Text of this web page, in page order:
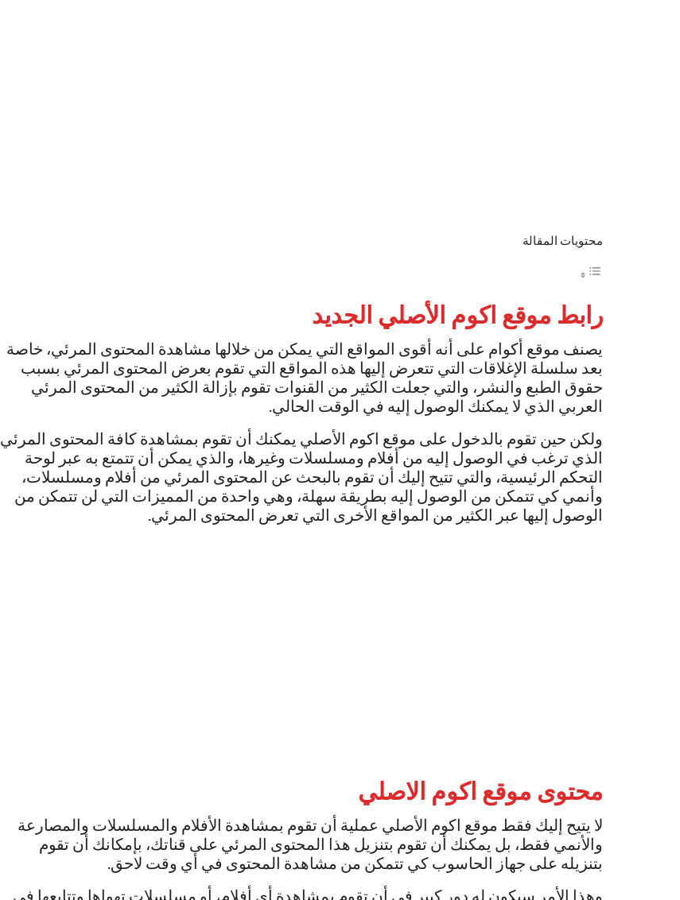
محتويات المقالة
رابط موقع اكوم الأصلي الجديد
يصنف موقع أكوام على أنه أقوى المواقع التي يمكن من خلالها مشاهدة المحتوى المرئي، خاصة
بعد سلسلة الإغلاقات التي تتعرض إليها هذه المواقع التي تقوم بعرض المحتوى المرئي بسبب
حقوق الطبع والنشر، والتي جعلت الكثير من القنوات تقوم بإزالة الكثير من المحتوى المرئي
العربي الذي لا يمكنك الوصول إليه في الوقت الحالي.
ولكن حين تقوم بالدخول على موقع اكوم الأصلي يمكنك أن تقوم بمشاهدة كافة المحتوى المرئي
الذي ترغب في الوصول إليه من أفلام ومسلسلات وغيرها، والذي يمكن أن تتمتع به عبر لوحة
التحكم الرئيسية، والتي تتيح إليك أن تقوم بالبحث عن المحتوى المرئي من أفلام ومسلسلات،
وأنمي كي تتمكن من الوصول إليه بطريقة سهلة، وهي واحدة من المميزات التي لن تتمكن من
الوصول إليها عبر الكثير من المواقع الأخرى التي تعرض المحتوى المرئي.
محتوى موقع اكوم الاصلي
لا يتيح إليك فقط موقع اكوم الأصلي عملية أن تقوم بمشاهدة الأفلام والمسلسلات والمصارعة
والأنمي فقط، بل يمكنك أن تقوم بتنزيل هذا المحتوى المرئي على قناتك، بإمكانك أن تقوم
بتنزيله على جهاز الحاسوب كي تتمكن من مشاهدة المحتوى في أي وقت لاحق.
وهذا الأمر سيكون له دور كبير في أن تقوم بمشاهدة أي أفلام، أو مسلسلات تهواها وتتابعها في